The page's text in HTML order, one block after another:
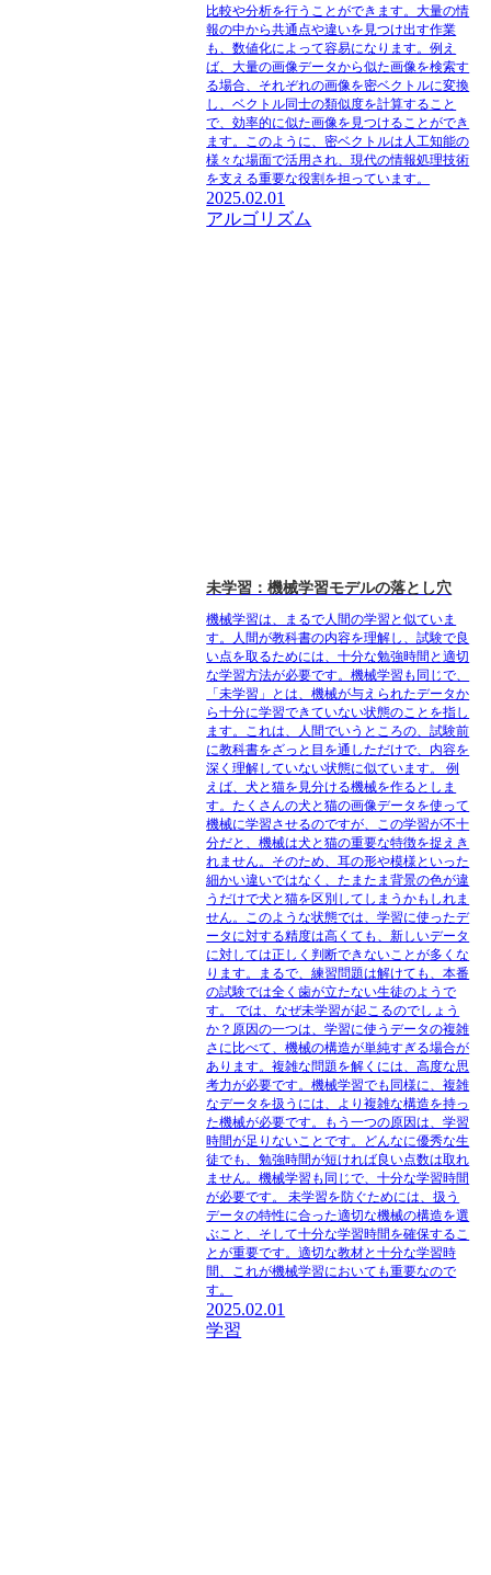
比較や分析を行うことができます。大量の情
報の中から共通点や違いを見つけ出す作業
も、数値化によって容易になります。例え
ば、大量の画像データから似た画像を検索す
る場合、それぞれの画像を密ベクトルに変換
し、ベクトル同士の類似度を計算すること
で、効率的に似た画像を見つけることができ
ます。このように、密ベクトルは人工知能の
様々な場面で活用され、現代の情報処理技術
を支える重要な役割を担っています。
2025.02.01
アルゴリズム
未学習：機械学習モデルの落とし穴
機械学習は、まるで人間の学習と似ていま
す。人間が教科書の内容を理解し、試験で良
い点を取るためには、十分な勉強時間と適切
な学習方法が必要です。機械学習も同じで、
「未学習」とは、機械が与えられたデータか
ら十分に学習できていない状態のことを指し
ます。これは、人間でいうところの、試験前
に教科書をざっと目を通しただけで、内容を
深く理解していない状態に似ています。 例
えば、犬と猫を見分ける機械を作るとしま
す。たくさんの犬と猫の画像データを使って
機械に学習させるのですが、この学習が不十
分だと、機械は犬と猫の重要な特徴を捉えき
れません。そのため、耳の形や模様といった
細かい違いではなく、たまたま背景の色が違
うだけで犬と猫を区別してしまうかもしれま
せん。このような状態では、学習に使ったデ
ータに対する精度は高くても、新しいデータ
に対しては正しく判断できないことが多くな
ります。まるで、練習問題は解けても、本番
の試験では全く歯が立たない生徒のようで
す。 では、なぜ未学習が起こるのでしょう
か？原因の一つは、学習に使うデータの複雑
さに比べて、機械の構造が単純すぎる場合が
あります。複雑な問題を解くには、高度な思
考力が必要です。機械学習でも同様に、複雑
なデータを扱うには、より複雑な構造を持っ
た機械が必要です。もう一つの原因は、学習
時間が足りないことです。どんなに優秀な生
徒でも、勉強時間が短ければ良い点数は取れ
ません。機械学習も同じで、十分な学習時間
が必要です。 未学習を防ぐためには、扱う
データの特性に合った適切な機械の構造を選
ぶこと、そして十分な学習時間を確保するこ
とが重要です。適切な教材と十分な学習時
間、これが機械学習においても重要なので
す。
2025.02.01
学習